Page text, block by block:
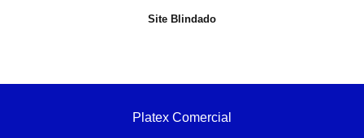
Site Blindado
Platex Comercial